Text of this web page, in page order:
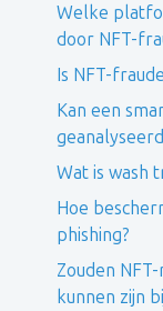
Welke
door NFT-
Is NFT-
Kan een
Wat is wash
Hoe
phishing?
Zouden
kunnen zijn